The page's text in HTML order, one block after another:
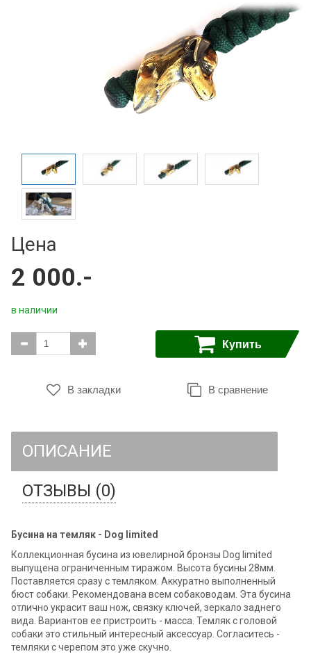
Цена
2 000.-
в наличии
Купить
В закладки В сравнение
ОПИСАНИЕ
ОТЗЫВЫ (0)
Бусина на темляк - Dog limited
Коллекционная бусина из ювелирной бронзы Dog limited
выпущена ограниченным тиражом. Высота бусины 28мм.
Поставляется сразу с темляком. Аккуратно выполненный
бюст собаки. Рекомендована всем собаководам. Эта бусина
отлично украсит ваш нож, связку ключей, зеркало заднего
вида. Вариантов ее пристроить - масса. Темляк с головой
собаки это стильный интересный аксессуар. Согласитесь -
темляки с черепом это уже скучно.